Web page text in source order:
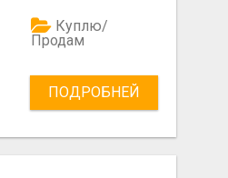
Куплю/
Продам
ПОДРОБНЕЙ